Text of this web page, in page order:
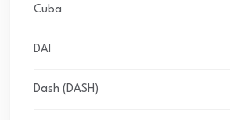
Cuba
DAI
Dash (DASH)